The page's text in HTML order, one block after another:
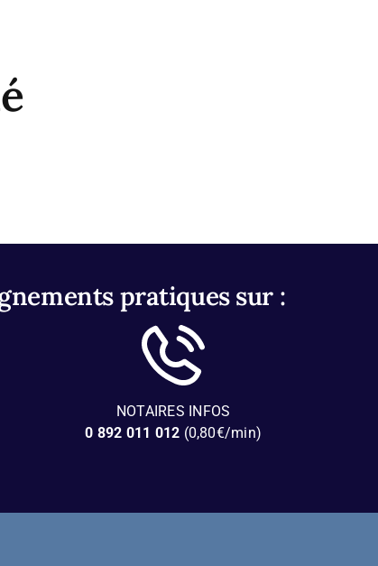
pratiques sur :
NOTAIRES INFOS
0 892 011 012 (0,80€/min)